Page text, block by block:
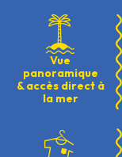
Vue
panoramique
& accès direct à
la mer